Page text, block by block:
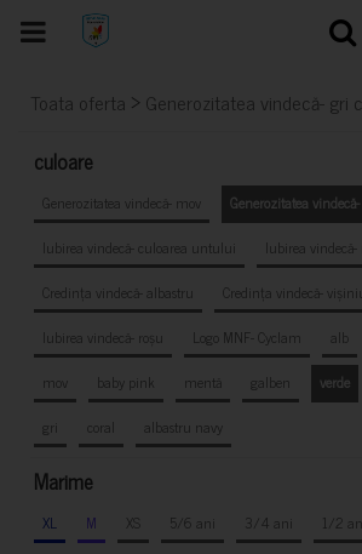
Toata oferta > Generozitatea vindecă- gri
culoare
Generozitatea vindecă- mov
Generozitatea
Iubirea vindecă- culoarea untului
Iubirea
Credința vindecă- albastru
Credința vindecă-
Iubirea vindecă- roșu
Logo MNF- Cyclam alb
mov
baby pink mentă galben verde
gri
coral albastru navy
Marime
XL M XS 5/6 ani 3/4 ani 1/2